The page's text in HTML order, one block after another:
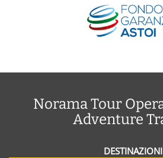
Norama Tour
Adventure
DESTINAZIONI